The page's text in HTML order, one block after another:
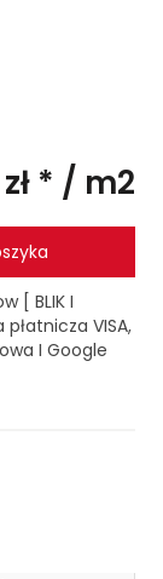
* / m2
[ BLIK I
VISA,
I Google